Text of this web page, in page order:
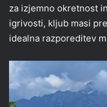
za izjemno okretnost
igrivosti, kljub masi
idealna razporeditev